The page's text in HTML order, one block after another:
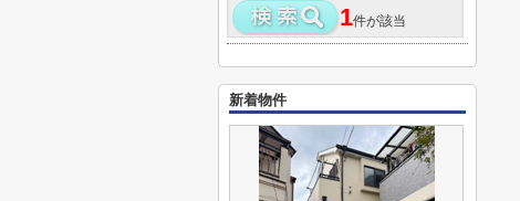
1件が該当
新着物件